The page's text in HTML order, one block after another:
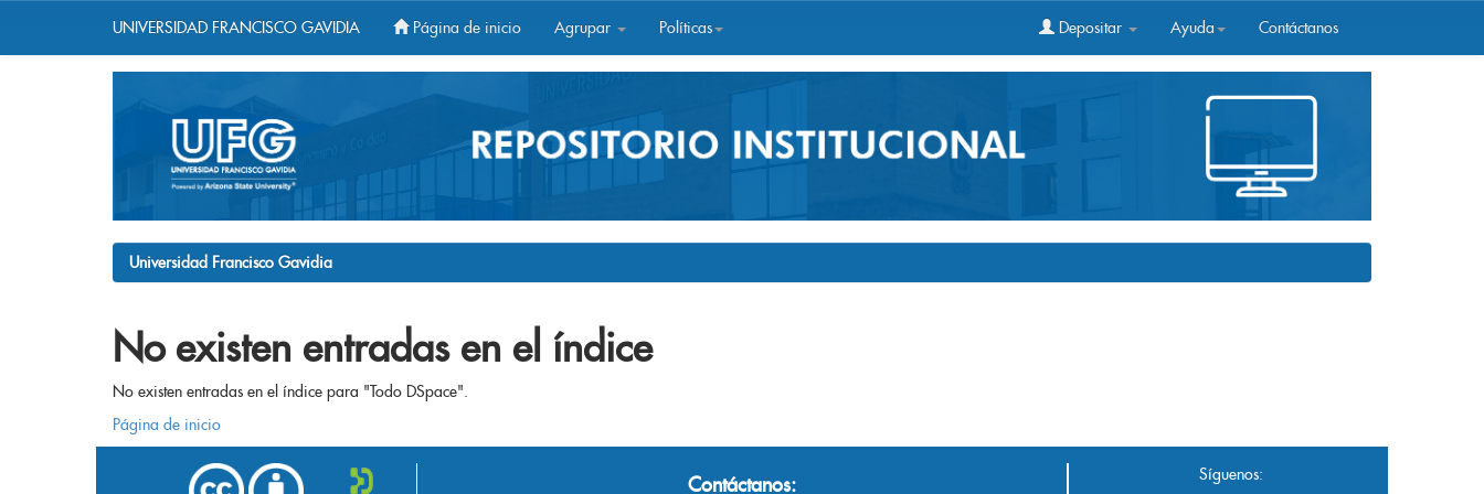
UNIVERSIDAD FRANCISCO GAVIDIA Página de inicio Agrupar Políticas Depositar Ayuda Contáctanos
Universidad Francisco Gavidia
No existen entradas en el índice
No existen entradas en el índice para "Todo DSpace".
Página de inicio
Contáctanos: Síguenos: